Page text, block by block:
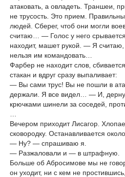
атаковать, а овладеть. Траншеи,
не трусость. Это прием.
людей. Сберег, чтоб они могли
считаю… — Голос у него
находит, машет рукой. — Я
нельзя им командовать…
Фарбер не находит слов,
стакан и вдруг сразу выпаливает:
— Вы сами трус! Вы не пошли в
держали. Я все видел… — И,
крючками шинели за соседей,
Вечером приходит Лисагор.
сковородку. Останавливается
— Ну? — спрашиваю я.
— Разжаловали и — в штрафную.
Больше об Абросимове мы не
он уходит, ни с кем не